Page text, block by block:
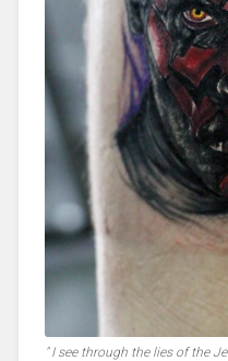
" I see through the lies of the